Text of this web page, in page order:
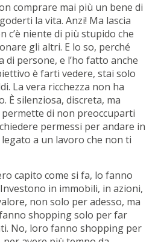
comprare mai più un bene di
la vita. Anzi! Ma lascia
c’è niente di più stupido che
gli altri. E lo so, perché
di persone, e l’ho fatto anche
è farti vedere, stai solo
La vera ricchezza non ha
È silenziosa, discreta, ma
di non preoccuparti
permessi per andare in
a un lavoro che non ti
capito come si fa, lo fanno
in immobili, in azioni,
non solo per adesso, ma
shopping solo per far
No, loro fanno shopping per